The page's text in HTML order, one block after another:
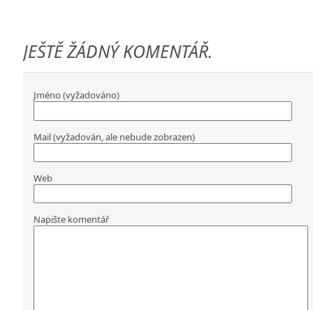
JEŠTĚ ŽÁDNÝ KOMENTÁŘ.
Jméno (vyžadováno)
Mail (vyžadován, ale nebude zobrazen)
Web
Napište komentář